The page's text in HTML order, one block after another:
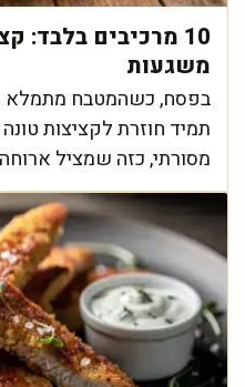
10 מרכיבים בלבד:
משגעות
בפסח, כשהמטבח מתמלא
תמיד חוזרת לקציצות
מסורתי, כזה שמציל